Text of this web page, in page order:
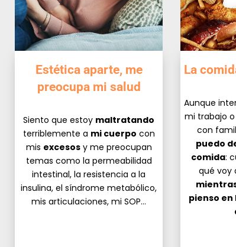
Estética aparte, me
preocupa mi salud
Siento que estoy maltratando
terriblemente a mi cuerpo con
mis excesosy me preocupan
temas como la permeabilidad
intestinal, la resistencia a la
insulina, el síndrome metabólico,
mis articulaciones, mi SOP…
La
Aunque
mi trabajo
con
puedo
comida:
qué voy
pienso en